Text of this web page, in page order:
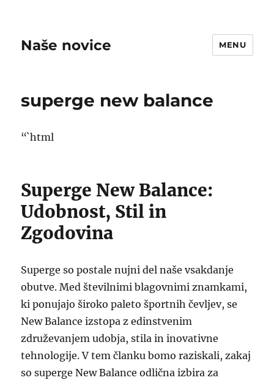
Naše novice MENU
superge new balance
“`html
Superge New Balance:
Udobnost, Stil in
Zgodovina
Superge so postale nujni del naše vsakdanje
obutve. Med številnimi blagovnimi znamkami,
ki ponujajo široko paleto športnih čevljev, se
New Balance izstopa z edinstvenim
združevanjem udobja, stila in inovativne
tehnologije. V tem članku bomo raziskali, zakaj
so superge New Balance odlična izbira za